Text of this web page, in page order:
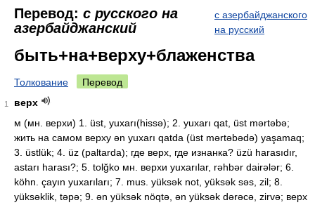
Перевод: с русского на
азербайджанский
с азербайджанского
на русский
быть+на+верху+блаженства
Толкование Перевод
1
верх
м (мн. верхи) 1. üst, yuxarı(hissə); 2. yuxarı qat, üst mərtəbə;
жить на самом верху ən yuxarı qatda (üst mərtəbədə) yaşamaq;
3. üstlük; 4. üz (paltarda); где верх, где изнанка? üzü harasıdır,
astarı harası?; 5. tolğko мн. верхи yuxarılar, rəhbər dairələr; 6.
köhn. çayın yuxarıları; 7. mus. yüksək not, yüksək səs, zil; 8.
yüksəklik, təpə; 9. ən yüksək nöqtə, ən yüksək dərəcə, zirvə; верх